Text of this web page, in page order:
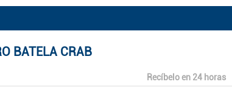
BATELA CRAB
Recíbelo en 24 horas